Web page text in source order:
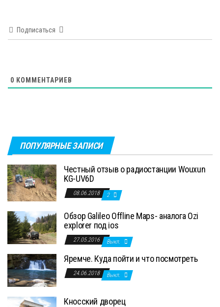
Подписаться
0 КОММЕНТАРИЕВ
ПОПУЛЯРНЫЕ ЗАПИСИ
Честный отзыв о радиостанции Wouxun
KG-UV6D
08.06.2018 2
Обзор Galileo Offline Maps- аналога Ozi
explorer под ios
27.05.2016 Выкл.
Яремче. Куда пойти и что посмотреть
24.06.2018 Выкл.
Кносский дворец